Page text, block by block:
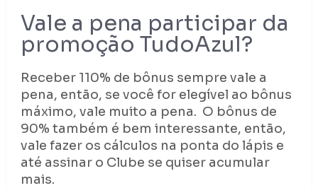
Vale a pena participar da
promoção TudoAzul?
Receber 110% de bônus sempre vale a
pena, então, se você for elegível ao bônus
máximo, vale muito a pena. O bônus de
90% também é bem interessante, então,
vale fazer os cálculos na ponta do lápis e
até assinar o Clube se quiser acumular
mais.